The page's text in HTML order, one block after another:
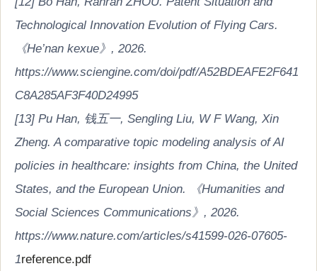
Technological Innovation Evolution of Flying Cars.
《He’nan kexue》, 2026.
https://www.sciengine.com/doi/pdf/A52BDEAFE2F641
C8A285AF3F40D24995
[13] Pu Han, 钱五一, Sengling Liu, W F Wang, Xin
Zheng. A comparative topic modeling analysis of AI
policies in healthcare: insights from China, the United
States, and the European Union. 《Humanities and
Social Sciences Communications》, 2026.
https://www.nature.com/articles/s41599-026-07605-
1reference.pdf